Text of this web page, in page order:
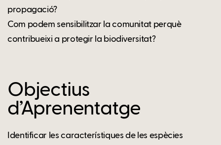
propagació?
Com podem sensibilitzar la comunitat perquè
contribueixi a protegir la biodiversitat?
Objectius
d’Aprenentatge
Identificar les característiques de les espècies